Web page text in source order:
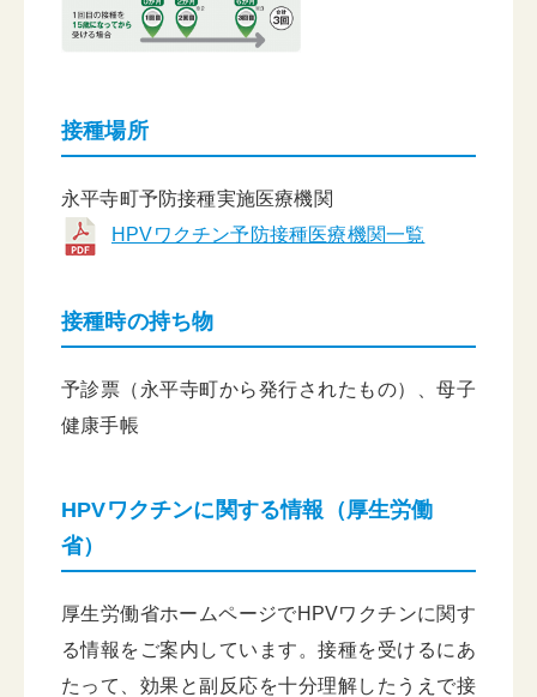
接種場所
永平寺町予防接種実施医療機関
HPVワクチン予防接種医療機関一覧
接種時の持ち物
予診票（永平寺町から発行されたもの）、母子
健康手帳
HPVワクチンに関する情報（厚生労働
省）
厚生労働省ホームページでHPVワクチンに関す
る情報をご案内しています。接種を受けるにあ
たって、効果と副反応を十分理解したうえで接